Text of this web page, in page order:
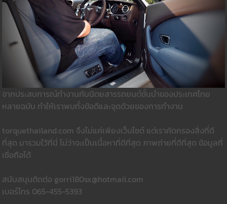
จากประสบการณ์ทำงานกับนิตยสารรถยนต์ชั้นนำของประเทศไทย
หลายฉบับ ทำให้เราพบทั้งข้อดีและจุดด้วยของการทำงาน
torquethailand.com จึงไม่แค่เพียงเว็บไซต์ แต่เราคัดกรองสิ่งที่ดี
ที่สุด มารวมใว้ที่นี่ ไม่ว่าจะเป็นเนื้อหาที่ดีที่สุด ภาพถ่ายที่ดีที่สุด ข้อมูลที่
เชื่อถือได้
สนับสนุนติดต่อ gorri180sx@hotmail.com
เบอร์โทร 065-455-5393